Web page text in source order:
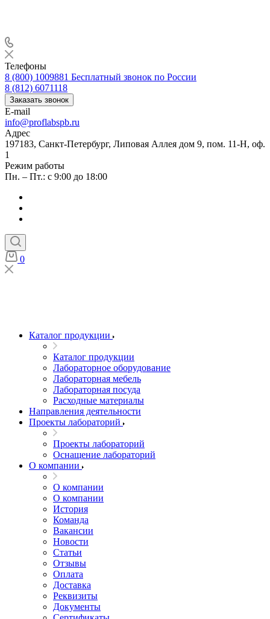
Телефоны
8 (800) 1009881 Бесплатный звонок по России
8 (812) 6071118
Заказать звонок
E-mail
info@proflabspb.ru
Адрес
197183, Санкт-Петербург, Липовая Аллея дом 9, пом. 11-Н, оф.
1
Режим работы
Пн. – Пт.: с 9:00 до 18:00
0
Каталог продукции
Каталог продукции
Лабораторное оборудование
Лабораторная мебель
Лабораторная посуда
Расходные материалы
Направления деятельности
Проекты лабораторий
Проекты лабораторий
Оснащение лабораторий
О компании
О компании
О компании
История
Команда
Вакансии
Новости
Статьи
Отзывы
Оплата
Доставка
Реквизиты
Документы